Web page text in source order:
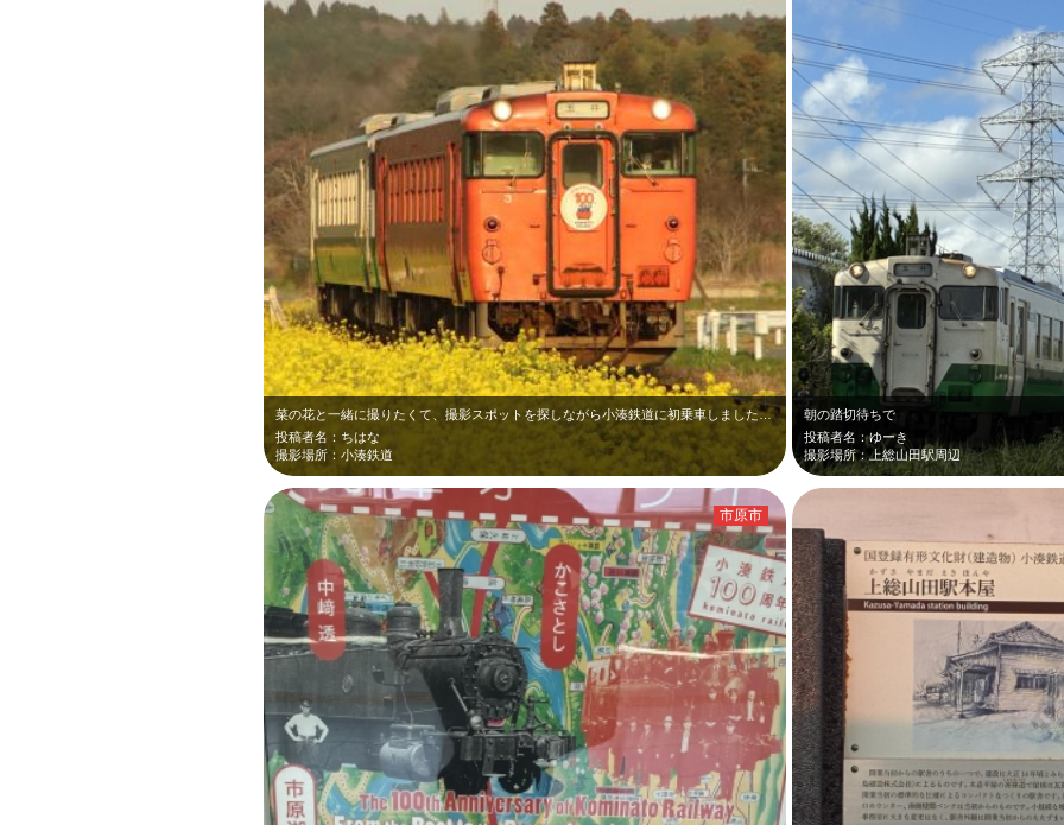
菜の花と一緒に撮りたくて、撮影スポットを探しながら小湊鉄道に初乗車しました …
投稿者名：ちはな
撮影場所：小湊鉄道
朝の踏切待ちで
投稿者名：ゆーき
撮影場所：上総山田駅周辺
市原市